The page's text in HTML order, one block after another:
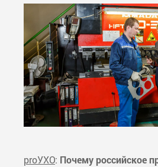
proУХО: Почему российское